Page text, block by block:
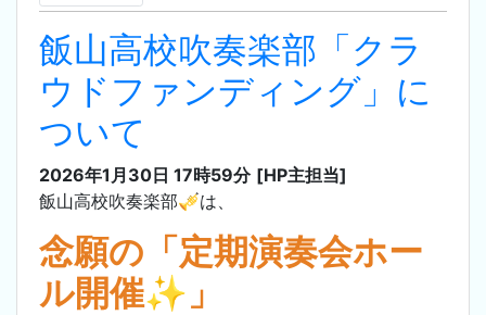
飯山高校吹奏楽部「クラ
ウドファンディング」に
ついて
2026年1月30日 17時59分 [HP主担当]
飯山高校吹奏楽部🎺は、
念願の「定期演奏会ホー
ル開催✨」